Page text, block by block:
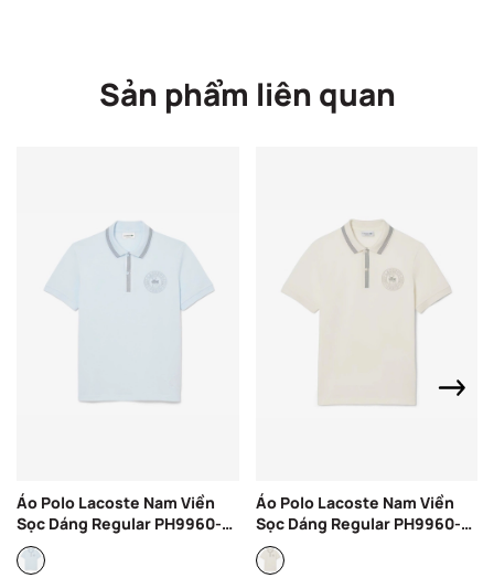
Sản phẩm liên quan
Áo Polo Lacoste Nam Viền
Sọc Dáng Regular PH9960-
00-T01 Màu Xanh Nhạt
Áo Polo Lacoste Nam Viền
Sọc Dáng Regular PH9960-
00-ARS Màu Kem